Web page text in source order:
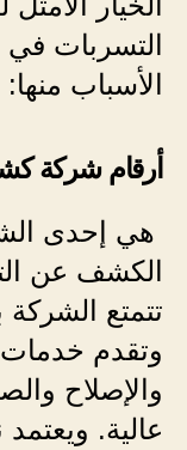
التسربات في
الأسباب منها:
أرقام شركة
هي إحدى
الكشف عن
تتمتع
وتقدم
والإصلاح
عالية.